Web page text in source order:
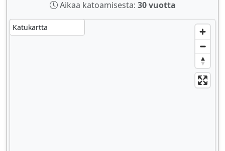
Aikaa katoamisesta: 30 vuotta